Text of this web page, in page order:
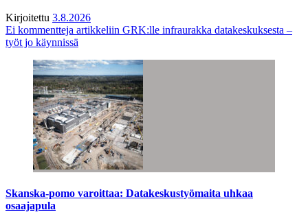
Kirjoitettu 3.8.2026
Ei kommentteja artikkeliin GRK:lle infraurakka datakeskuksesta –
työt jo käynnissä
Skanska-pomo varoittaa: Datakeskustyömaita uhkaa
osaajapula